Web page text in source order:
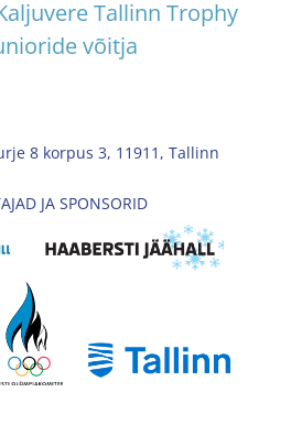
Tallinn Trophy
võitja
8 korpus 3, 11911, Tallinn
JA SPONSORID